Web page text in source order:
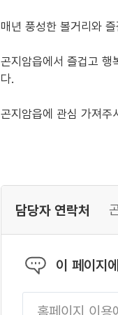
매년 풍성한 볼거리와
곤지암읍에서 즐겁고
다.
곤지암읍에 관심 가져주
담당자 연락처
이 페이지